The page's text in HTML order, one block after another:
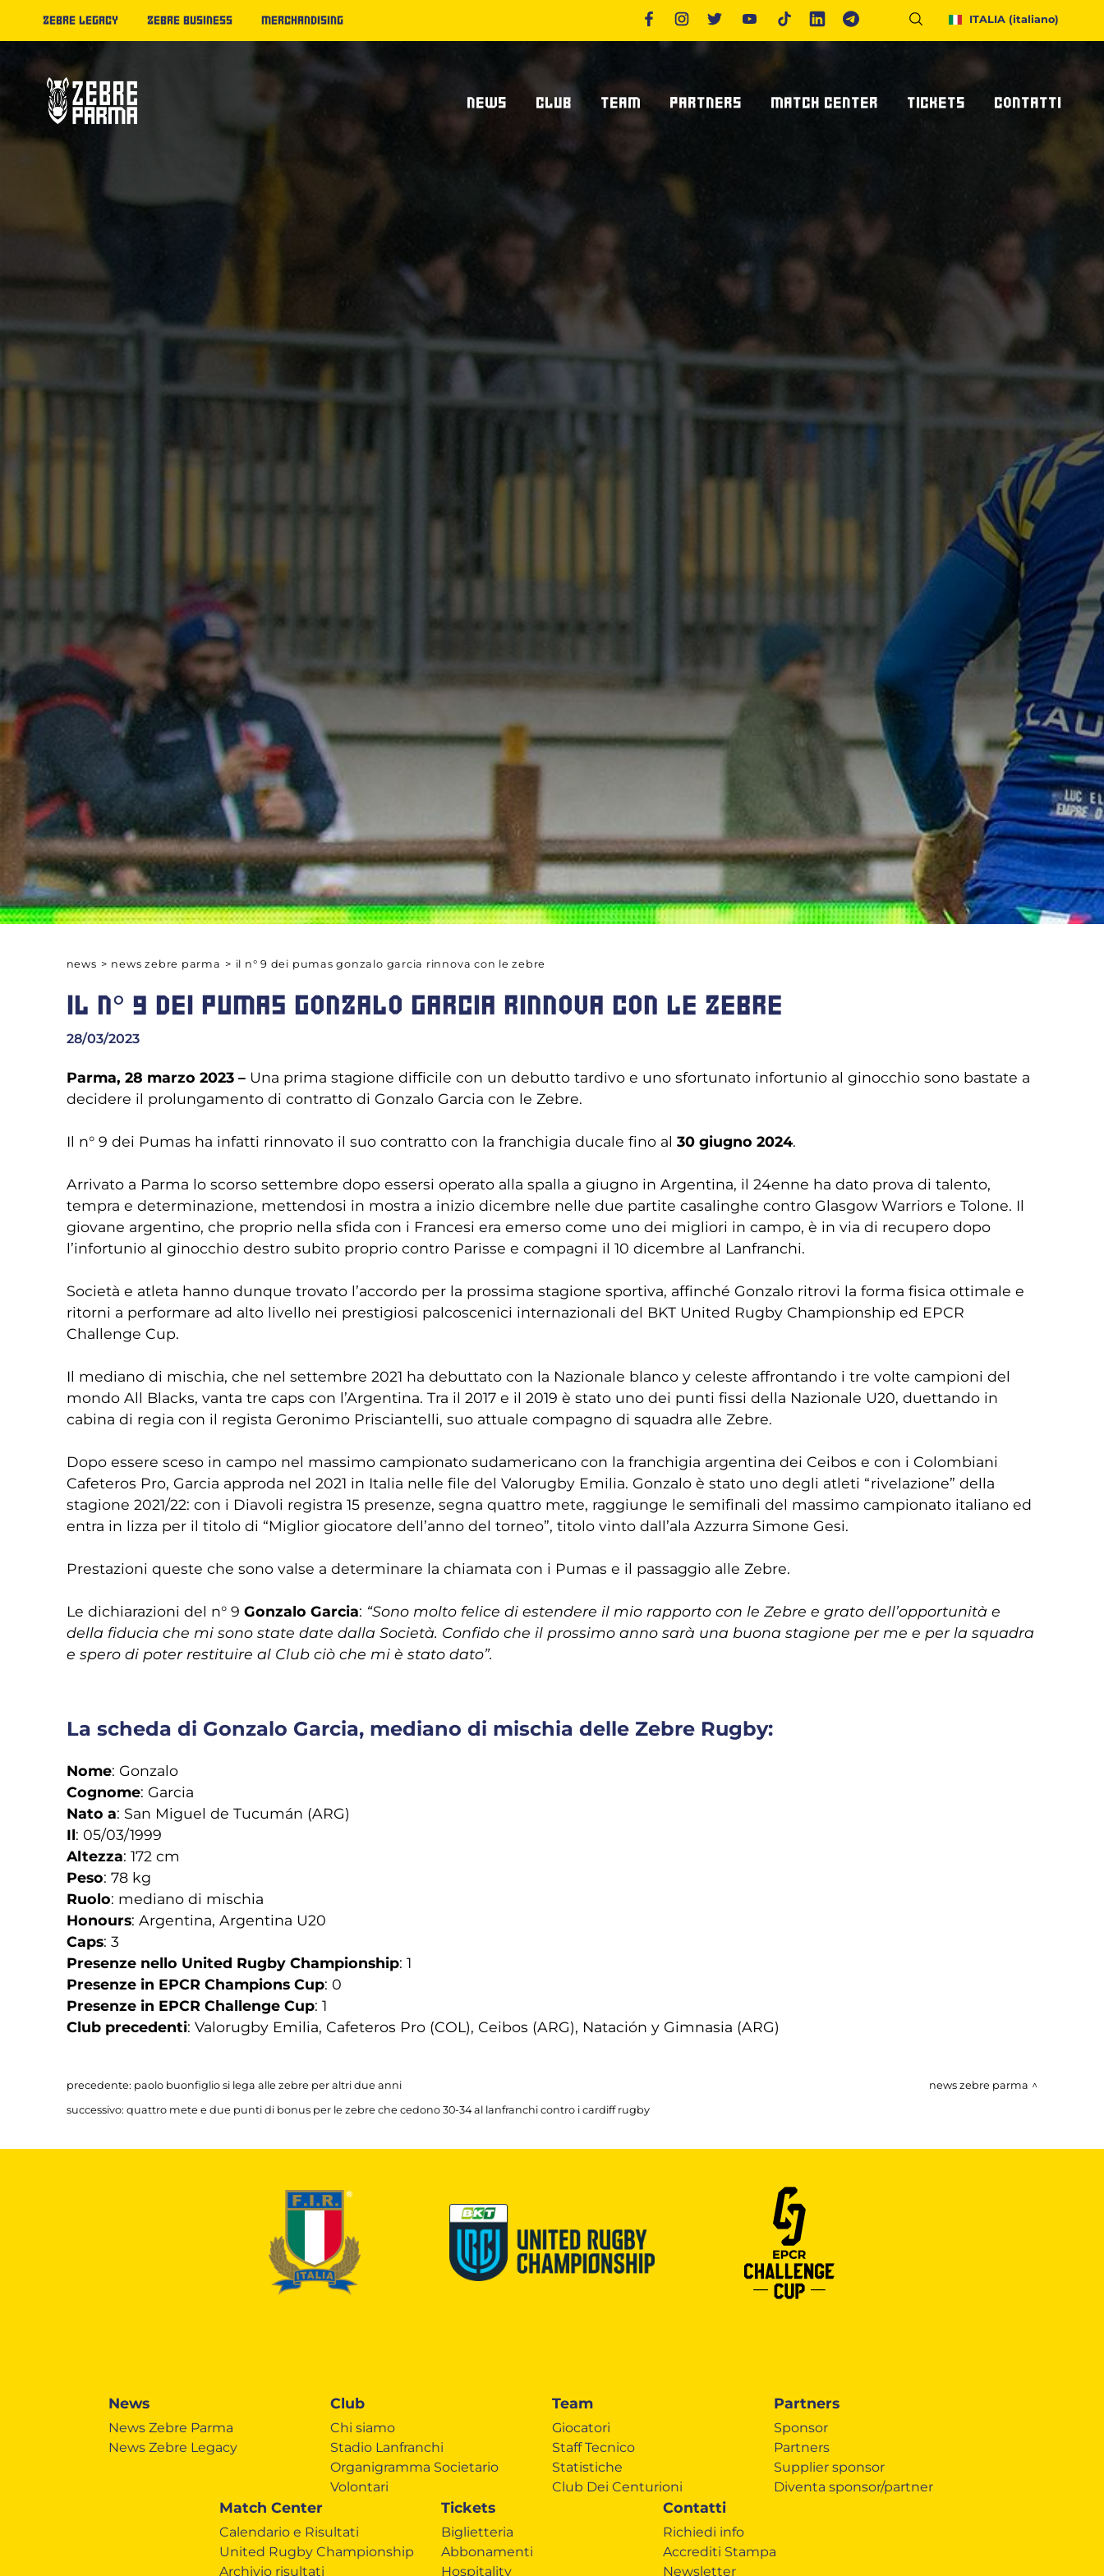
ZEBRE LEGACY ZEBRE BUSINESS MERCHANDISING ITALIA (italiano)
NEWS CLUB
Volontari
TEAM
Giocatori
Club Dei Centurioni
PARTNERS
Diventa Sponsor/partner
MATCH CENTER TICKETS CONTATTI
Richiedi Info
news > news zebre parma > il n° 9 dei pumas gonzalo garcia rinnova con le zebre
IL N° 9 DEI PUMAS GONZALO GARCIA RINNOVA CON LE ZEBRE
28/03/2023
Parma, 28 marzo 2023 – Una prima stagione difficile con un debutto tardivo e uno sfortunato infortunio al ginocchio sono bastate a
decidere il prolungamento di contratto di Gonzalo Garcia con le Zebre.
Il n° 9 dei Pumas ha infatti rinnovato il suo contratto con la franchigia ducale fino al 30 giugno 2024.
Arrivato a Parma lo scorso settembre dopo essersi operato alla spalla a giugno in Argentina, il 24enne ha dato prova di talento,
tempra e determinazione, mettendosi in mostra a inizio dicembre nelle due partite casalinghe contro Glasgow Warriors e Tolone. Il
giovane argentino, che proprio nella sfida con i Francesi era emerso come uno dei migliori in campo, è in via di recupero dopo
l’infortunio al ginocchio destro subito proprio contro Parisse e compagni il 10 dicembre al Lanfranchi.
Società e atleta hanno dunque trovato l’accordo per la prossima stagione sportiva, affinché Gonzalo ritrovi la forma fisica ottimale e
ritorni a performare ad alto livello nei prestigiosi palcoscenici internazionali del BKT United Rugby Championship ed EPCR
Challenge Cup.
Il mediano di mischia, che nel settembre 2021 ha debuttato con la Nazionale blanco y celeste affrontando i tre volte campioni del
mondo All Blacks, vanta tre caps con l’Argentina. Tra il 2017 e il 2019 è stato uno dei punti fissi della Nazionale U20, duettando in
cabina di regia con il regista Geronimo Prisciantelli, suo attuale compagno di squadra alle Zebre.
Dopo essere sceso in campo nel massimo campionato sudamericano con la franchigia argentina dei Ceibos e con i Colombiani
Cafeteros Pro, Garcia approda nel 2021 in Italia nelle file del Valorugby Emilia. Gonzalo è stato uno degli atleti “rivelazione” della
stagione 2021/22: con i Diavoli registra 15 presenze, segna quattro mete, raggiunge le semifinali del massimo campionato italiano ed
entra in lizza per il titolo di “Miglior giocatore dell’anno del torneo”, titolo vinto dall’ala Azzurra Simone Gesi.
Prestazioni queste che sono valse a determinare la chiamata con i Pumas e il passaggio alle Zebre.
Le dichiarazioni del n° 9 Gonzalo Garcia: “Sono molto felice di estendere il mio rapporto con le Zebre e grato dell’opportunità e
della fiducia che mi sono state date dalla Società. Confido che il prossimo anno sarà una buona stagione per me e per la squadra
e spero di poter restituire al Club ciò che mi è stato dato”.
La scheda di Gonzalo Garcia, mediano di mischia delle Zebre Rugby:
Nome: Gonzalo
Cognome: Garcia
Nato a: San Miguel de Tucumán (ARG)
Il: 05/03/1999
Altezza: 172 cm
Peso: 78 kg
Ruolo: mediano di mischia
Honours: Argentina, Argentina U20
Caps: 3
Presenze nello United Rugby Championship: 1
Presenze in EPCR Champions Cup: 0
Presenze in EPCR Challenge Cup: 1
Club precedenti: Valorugby Emilia, Cafeteros Pro (COL), Ceibos (ARG), Natación y Gimnasia (ARG)
precedente: paolo buonfiglio si lega alle zebre per altri due anni
successivo: quattro mete e due punti di bonus per le zebre che cedono 30-34 al lanfranchi contro i cardiff rugby
news zebre parma
News
News Zebre Parma
News Zebre Legacy
Club
Chi siamo
Stadio Lanfranchi
Organigramma Societario
Volontari
Team
Giocatori
Staff Tecnico
Statistiche
Club Dei Centurioni
Partners
Sponsor
Partners
Supplier sponsor
Diventa sponsor/partner
Match Center
Calendario e Risultati
United Rugby Championship
Archivio risultati
Tickets
Biglietteria
Abbonamenti
Hospitality
Contatti
Richiedi info
Accrediti Stampa
Newsletter